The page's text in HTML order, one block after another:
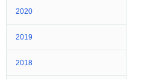
2020
2019
2018